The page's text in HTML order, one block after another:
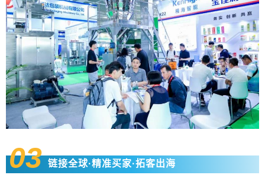
03 链接全球·精准买家·拓客出海